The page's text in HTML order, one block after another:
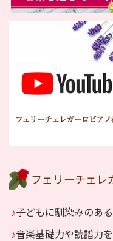
フェリーチェレ
♪子どもに馴染みのあ
♪音楽基礎力や読譜力